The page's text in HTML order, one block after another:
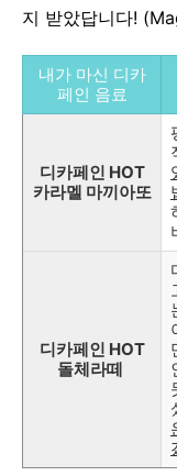
지 받았답니다!
내가 마신 디카
페인 음료
디카페인 HOT
카라멜 마끼아또
디카페인 HOT
돌체라떼